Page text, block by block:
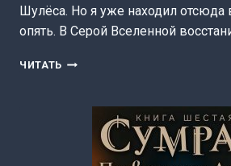
Шулёса. Но я уже находил отсюда
опять. В Серой Вселенной
ЧИТАТЬ АЛЬФА: